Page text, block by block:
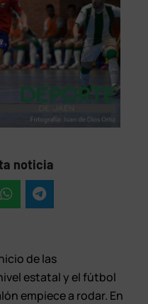
noticia
de las
estatal y el fútbol
empiece a rodar. En